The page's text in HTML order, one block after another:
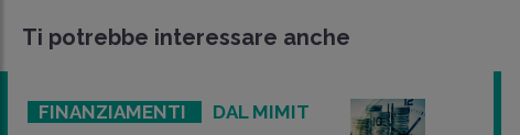
Ti potrebbe interessare anche
FINANZIAMENTI DAL MIMIT